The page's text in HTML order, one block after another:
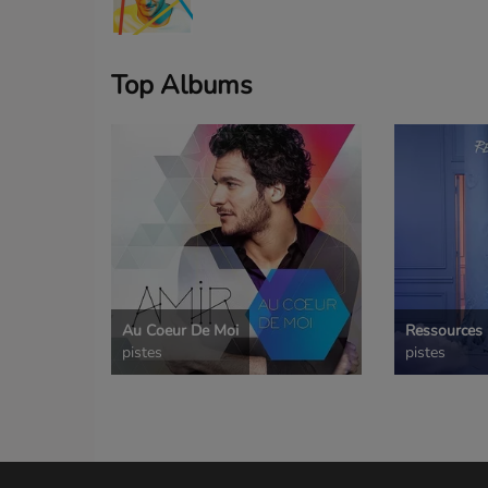
Top Albums
Au Coeur De Moi
pistes
Ressources
pistes